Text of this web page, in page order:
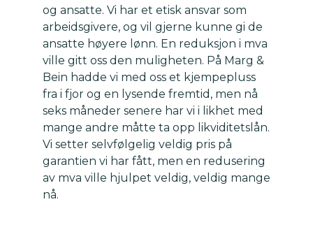
og ansatte. Vi har et etisk ansvar som
arbeidsgivere, og vil gjerne kunne gi de
ansatte høyere lønn. En reduksjon i mva
ville gitt oss den muligheten. På Marg &
Bein hadde vi med oss et kjempepluss
fra i fjor og en lysende fremtid, men nå
seks måneder senere har vi i likhet med
mange andre måtte ta opp likviditetslån.
Vi setter selvfølgelig veldig pris på
garantien vi har fått, men en redusering
av mva ville hjulpet veldig, veldig mange
nå.